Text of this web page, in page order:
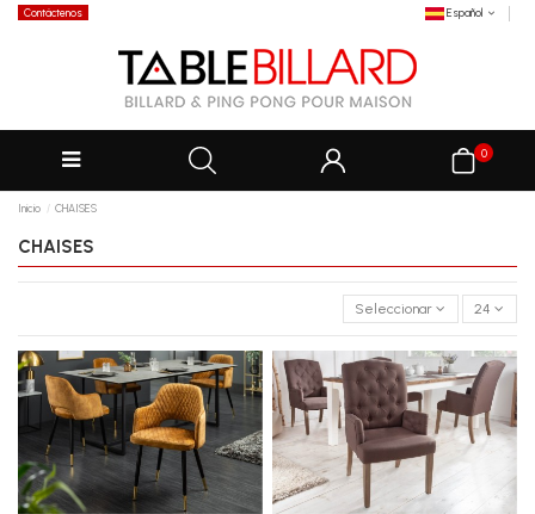
Contáctenos Español
0
Inicio CHAISES
CHAISES
Seleccionar 24